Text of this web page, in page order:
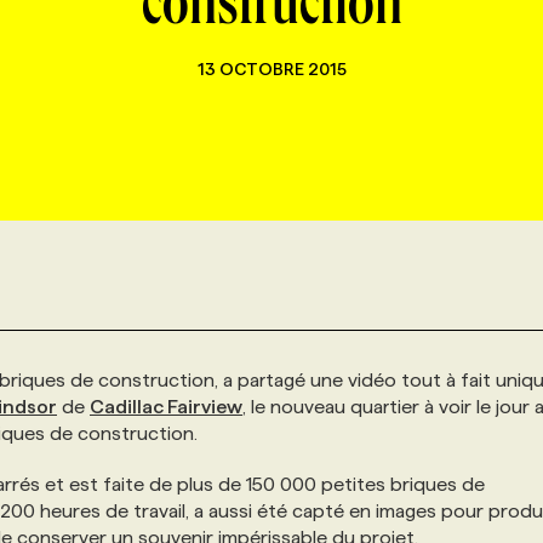
13 OCTOBRE 2015
de construction, a partagé une vidéo tout à fait
de Cadillac Fairview , le nouveau quartier à voir le jour
de construction.
et est faite de plus de 150 000 petites briques de
heures de travail, a aussi été capté en images pour
conserver un souvenir impérissable du projet.